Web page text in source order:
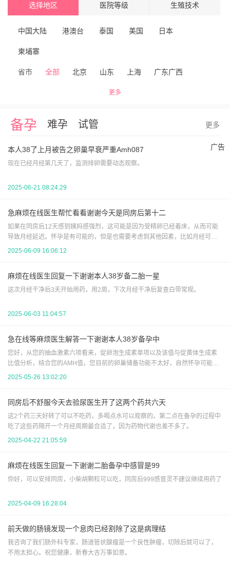
选择地区 医院等级 生殖技术
中国大陆 港澳台 泰国 美国 日本
柬埔寨
省市 全部 北京 山东 上海 广东广西
江西
重庆
青海 宁夏黑龙江 内蒙古
更多
备孕 难孕 试管 更多
广告
本人38了上月被告之卵巢早衰严重Amh087
现在已经月经第几天了，监测排卵需要动态观察。
2025-06-21 08:24:29
急麻烦在线医生帮忙看看谢谢今天是同房后第十二
如果在同房后12天感到姨妈感强烈，这可能是因为受精卵已经着床，从而可能
导致月经延迟。怀孕是有可能的，但是也需要考虑到其他因素，比如月经可能
因为各种原因（如压力、健康问题等）而延迟。建议去医院抽血化验hcg，可以
2025-06-09 16:06:12
麻烦在线医生回复一下谢谢本人38岁备二胎一星
这次月经干净后3天开始用药，用2周，下次月经干净后复查白带常规。
2025-06-03 11:04:57
急在线等麻烦医生解答一下谢谢本人38岁备孕中
您好，从您的抽血激素六项看来，促卵泡生成素单项以及该值与促黄体生成素
比值分析，结合您的AMH值，您目前的卵巢储备功能不太好，自然怀孕可能性
偏小，以及怀孕后流产机会也偏大。平时注意不熬夜，戒烟酒，先试试三到六
2025-05-26 13:02:20
同房后不舒服今天去验尿医生开了这两个药共六天
这2个药三天好转了可以不吃药，多喝点水可以观察的。第二点在备孕的过程中
吃了这些药隔开一个月经周期最合适了，因为药物代谢也差不多了。
2025-04-22 21:05:59
麻烦在线医生回复一下谢谢二胎备孕中感冒是99
你好，可以安排同房，小柴胡颗粒可以吃，同房后999感冒灵不建议继续用药了
2025-04-09 16:28:04
前天做的肠镜发现一个息肉已经割除了这是病理结
我咨询了我们肠外科专家，肠道管状腺瘤是一个良性肿瘤，切除后就可以了，
不用太担心。祝您健康，新春大吉万事如意。